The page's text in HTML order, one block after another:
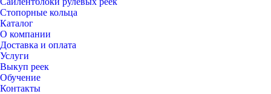
Стопорные кольца
Каталог
О компании
Доставка и оплата
Услуги
Выкуп реек
Обучение
Контакты